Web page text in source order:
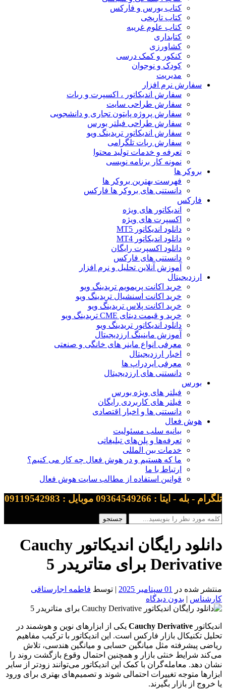
کتاب بورس و فارکس
کتاب تاریخی
کتاب علوم غریبه
کتابداری
کشاورزی
کنکور و کمک‌ درسی
کودک و نوجوان
مدیریت
سفارش نرم افزار
سفارش اندیکاتور ، اکسپرت و ربات
سفارش طراحی سایت
سفارش پروژه پایتون تجاری و دانشجویی
سفارش طراحی فیلتر بورس
سفارش اندیکاتور تریدینگ ویو
سفارش ربات تلگرامی
تعرفه و خدمات تولید محتوا
نمونه کار برنامه نویسی
بروکر ها
فهرست بهترین بروکر ها
دانستنی های بروکر ها فارکس
فارکس
اندیکاتور های ویژه
اکسپرت های ویژه
دانلود اندیکاتور MT5
دانلود اندیکاتور MT4
دانلود اکسپرت رایگان
دانستنی های فارکس
آموزش آنلاین تحلیل و نرم افزار
ارزدیجیتال
خرید اکانت پریمویم تریدینگ ویو
خرید اکانت اسنشیال تریدینگ ویو
خرید اکانت پلاس تریدینگ ویو
خرید و قیمت دیتای CME تریدینگ ویو
دانلود اندیکاتور تریدینگ ویو
آموزش ماینینگ ارزدیجیتال
معرفی انواع ماینر های خانگی و صنعتی
اخبار ارزدیجیتال
معرفی ایردراپ ها
دانستنی های ارزدیجیتال
بورس
فیلتر های ویژه بورس
فیلتر های کاربردی رایگان
دانستنی ها و اخبار اقتصادی
هوش فعال
بیانیه سلب مسئولیت
تعرفه‌ها و پلن‌های تبلیغاتی
خدمات بین المللی
ما که هستیم و در هوش فعال چه کار می کنیم؟
ارتباط با ما
قوانین استفاده از مطالب سایت هوش فعال
تلگرام - بله - ایتا : 09364549266 موبایل : 09119542983
دانلود رایگان اندیکاتور Cauchy
Derivative برای متاتریدر 5
منتشر شده در 01 سپتامبر 2025 | توسط فاطمه اجارستاقی
کارشناس | بدون دیدگاه
اندیکاتور Cauchy Derivative یکی از ابزارهای نوین و هوشمند در
تحلیل تکنیکال بازار فارکس است. این اندیکاتور با ترکیب مفاهیم
ریاضی پیشرفته مثل میانگین حسابی و میانگین هندسی، تلاش
می‌کند شرایط خنثی بازار و همچنین احتمال وقوع بازگشت روند را
نشان دهد. معامله‌گران با کمک این اندیکاتور می‌توانند زودتر از سایر
ابزارها متوجه تغییرات احتمالی شوند و تصمیم‌های بهتری برای ورود
یا خروج از بازار بگیرند.